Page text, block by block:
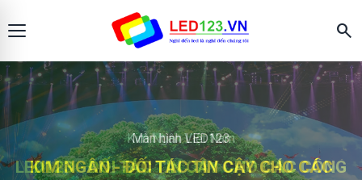
search
Màn hình LED123
KIM NGÂN - ĐỐI TÁC TIN CẬY CHO CÁC